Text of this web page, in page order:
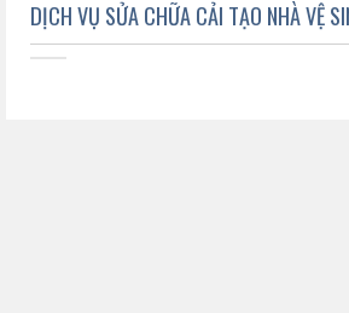
DỊCH VỤ SỬA CHỮA CẢI TẠO NHÀ VỆ